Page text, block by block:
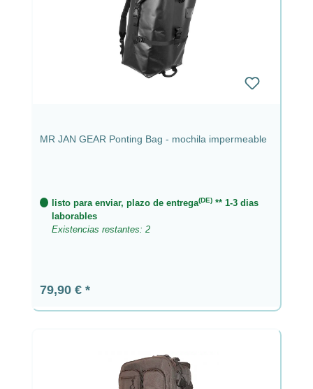
MR JAN GEAR Ponting Bag - mochila impermeable
listo para enviar, plazo de entrega(DE) ** 1-3 dias
laborables
Existencias restantes: 2
Precio normal:
79,90 €